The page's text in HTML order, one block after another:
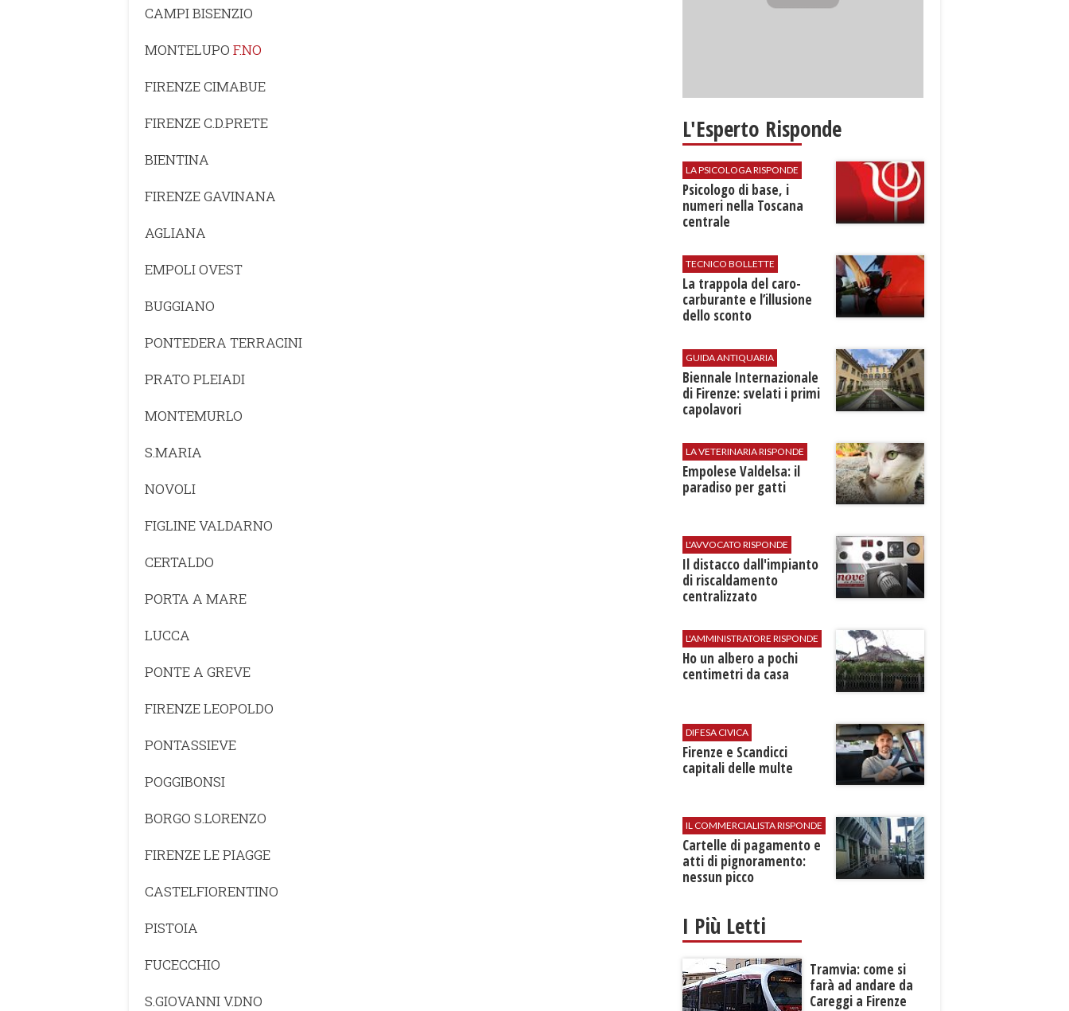
CAMPI BISENZIO
MONTELUPO F.NO
FIRENZE CIMABUE
FIRENZE C.D.PRETE
BIENTINA
FIRENZE GAVINANA
AGLIANA
EMPOLI OVEST
BUGGIANO
PONTEDERA TERRACINI
PRATO PLEIADI
MONTEMURLO
S.MARIA
NOVOLI
FIGLINE VALDARNO
CERTALDO
PORTA A MARE
LUCCA
PONTE A GREVE
FIRENZE LEOPOLDO
PONTASSIEVE
POGGIBONSI
BORGO S.LORENZO
FIRENZE LE PIAGGE
CASTELFIORENTINO
PISTOIA
FUCECCHIO
S.GIOVANNI V.DNO
L'Esperto Risponde
LA PSICOLOGA RISPONDE
Psicologo di base, i
numeri nella Toscana
centrale
TECNICO BOLLETTE
​La trappola del caro-
carburante e l’illusione
dello sconto
GUIDA ANTIQUARIA
Biennale Internazionale
di Firenze: svelati i primi
capolavori
LA VETERINARIA RISPONDE
Empolese Valdelsa: il
paradiso per gatti
L'AVVOCATO RISPONDE
Il distacco dall'impianto
di riscaldamento
centralizzato
L'AMMINISTRATORE RISPONDE
Ho un albero a pochi
centimetri da casa
DIFESA CIVICA
Firenze e Scandicci
capitali delle multe
IL COMMERCIALISTA RISPONDE
Cartelle di pagamento e
atti di pignoramento:
nessun picco
I Più Letti
Tramvia: come si
farà ad andare da
Careggi a Firenze